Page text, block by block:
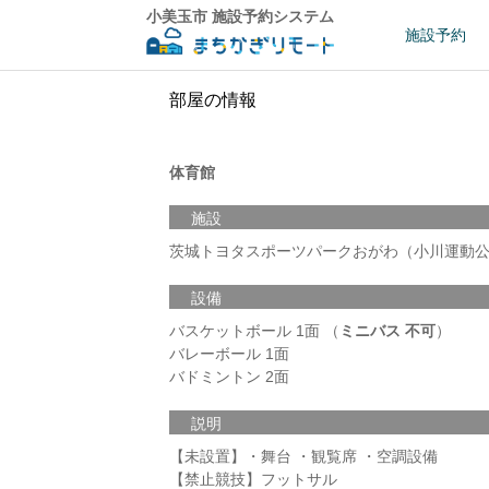
小美玉市 施設予約システム
施設予約
部屋の情報
体育館
施設
茨城トヨタスポーツパークおがわ（小川運動
設備
バスケットボール 1面 （ ミニバス 不可）
バレーボール 1面
バドミントン 2面
説明
【未設置】・舞台 ・観覧席 ・空調設備
【禁止競技】フットサル